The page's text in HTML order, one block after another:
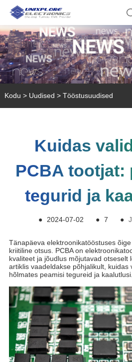
Kodu > Uudised > Tööstusuudised
Kuidas
PCBA tootjat:
tegurid ja
● 2024-07-02 ● 7 ●
Tänapäeva elektroonikatööstuses
kriitiline otsus. PCBA on
kvaliteet ja jõudlus mõjutavad otseselt
artiklis vaadeldakse põhjalikult, kuidas
hõlmates peamisi tegureid ja kaalutlusi.